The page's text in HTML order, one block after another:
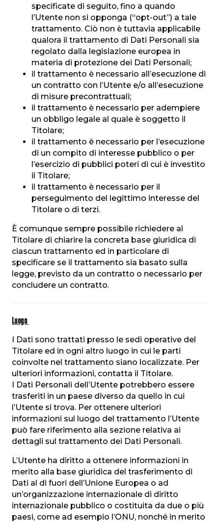
specificate di seguito, fino a quando
l’Utente non si opponga (“opt-out”) a tale
trattamento. Ciò non è tuttavia applicabile
qualora il trattamento di Dati Personali sia
regolato dalla legislazione europea in
materia di protezione dei Dati Personali;
il trattamento è necessario all’esecuzione di
un contratto con l’Utente e/o all’esecuzione
di misure precontrattuali;
il trattamento è necessario per adempiere
un obbligo legale al quale è soggetto il
Titolare;
il trattamento è necessario per l’esecuzione
di un compito di interesse pubblico o per
l’esercizio di pubblici poteri di cui è investito
il Titolare;
il trattamento è necessario per il
perseguimento del legittimo interesse del
Titolare o di terzi.
È comunque sempre possibile richiedere al
Titolare di chiarire la concreta base giuridica di
ciascun trattamento ed in particolare di
specificare se il trattamento sia basato sulla
legge, previsto da un contratto o necessario per
concludere un contratto.
Luogo
I Dati sono trattati presso le sedi operative del
Titolare ed in ogni altro luogo in cui le parti
coinvolte nel trattamento siano localizzate. Per
ulteriori informazioni, contatta il Titolare.
I Dati Personali dell’Utente potrebbero essere
trasferiti in un paese diverso da quello in cui
l’Utente si trova. Per ottenere ulteriori
informazioni sul luogo del trattamento l’Utente
può fare riferimento alla sezione relativa ai
dettagli sul trattamento dei Dati Personali.
L’Utente ha diritto a ottenere informazioni in
merito alla base giuridica del trasferimento di
Dati al di fuori dell’Unione Europea o ad
un’organizzazione internazionale di diritto
internazionale pubblico o costituita da due o più
paesi, come ad esempio l’ONU, nonché in merito